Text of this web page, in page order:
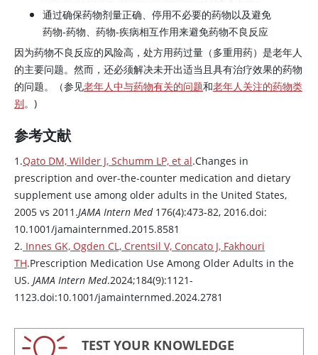
通过确保药物剂量正确、停用不必要的药物以及避免
药物-药物、药物-疾病相互作用来避免药物不良反应
因为药物不良反应的风险高，处方用药过量（多重用药）是老年人
的主要问题。然而，还必须解决未开出适当且具有治疗效果的药物
的问题。（参见老年人中与药物有关的问题和老年人关注的药物类
别。)
参考文献
1.Qato DM, Wilder J, Schumm LP, et al.Changes in
prescription and over-the-counter medication and dietary
supplement use among older adults in the United States,
2005 vs 2011.JAMA Intern Med176(4):473-82, 2016.doi:
10.1001/jamainternmed.2015.8581
2. Innes GK, Ogden CL, Crentsil V, Concato J, Fakhouri
TH.Prescription Medication Use Among Older Adults in the
US. JAMA Intern Med.2024;184(9):1121-
1123.doi:10.1001/jamainternmed.2024.2781
TEST YOUR KNOWLEDGE